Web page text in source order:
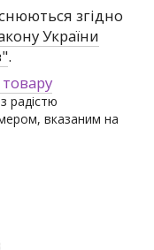
згідно
України
.
радістю
вказаним на